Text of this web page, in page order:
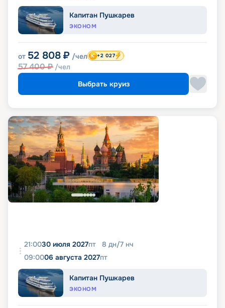
Капитан Пушкарев
ЭКОНОМ
от 52 808 ₽ /чел
57 400₽ /чел
+2 027
Выбрать круиз
21:0030 июля 2027пт 8 дн/7 нч
09:0006 августа 2027пт
Капитан Пушкарев
ЭКОНОМ